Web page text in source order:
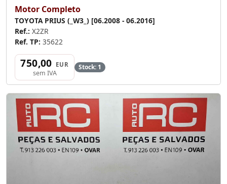
Motor Completo
TOYOTA PRIUS (_W3_) [06.2008 - 06.2016]
Ref.: X2ZR
Ref. TP: 35622
750,00 EUR
sem IVA
Stock: 1